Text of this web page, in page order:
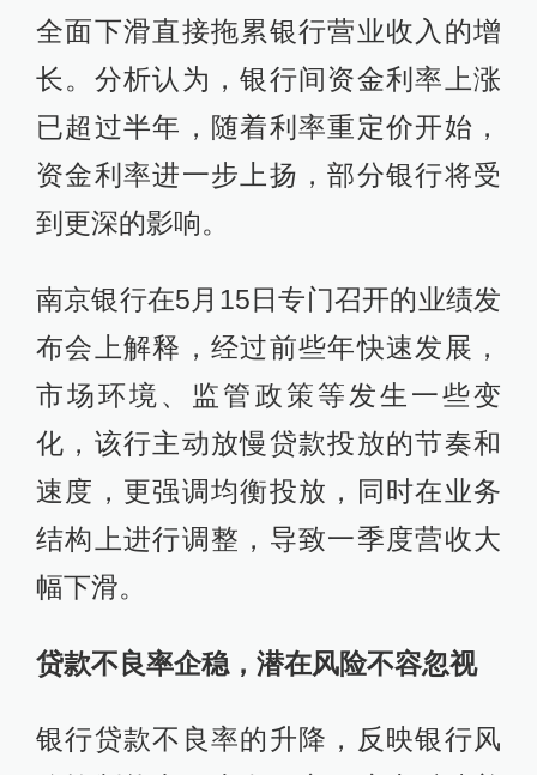
全面下滑直接拖累银行营业收入的增
长。分析认为，银行间资金利率上涨
已超过半年，随着利率重定价开始，
资金利率进一步上扬，部分银行将受
到更深的影响。
南京银行在5月15日专门召开的业绩发
布会上解释，经过前些年快速发展，
市场环境、监管政策等发生一些变
化，该行主动放慢贷款投放的节奏和
速度，更强调均衡投放，同时在业务
结构上进行调整，导致一季度营收大
幅下滑。
贷款不良率企稳，潜在风险不容忽视
银行贷款不良率的升降，反映银行风